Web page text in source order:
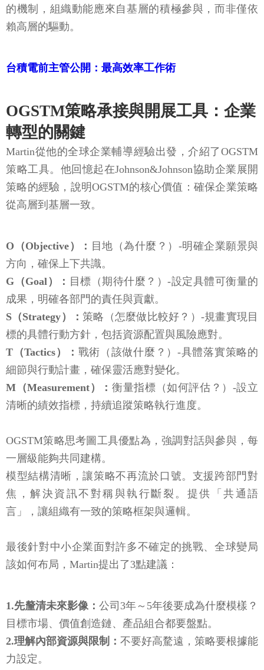
的機制，組織動能應來自基層的積極參與，而非僅依
賴高層的驅動。
台積電前主管公開：最高效率工作術
OGSTM策略承接與開展工具：企業
轉型的關鍵
Martin從他的全球企業輔導經驗出發，介紹了OGSTM
策略工具。他回憶起在Johnson&Johnson協助企業展開
策略的經驗，說明OGSTM的核心價值：確保企業策略
從高層到基層一致。
O（Objective）： 目地（為什麼？）-明確企業願景與
方向，確保上下共識。
G（Goal）： 目標（期待什麼？）-設定具體可衡量的
成果，明確各部門的責任與貢獻。
S（Strategy）： 策略（怎麼做比較好？）-規畫實現目
標的具體行動方針，包括資源配置與風險應對。
T（Tactics）： 戰術（該做什麼？）-具體落實策略的
細節與行動計畫，確保靈活應對變化。
M（Measurement）：衡量指標（如何評估？）-設立
清晰的績效指標，持續追蹤策略執行進度。
OGSTM策略思考圖工具優點為，強調對話與參與，每
一層級能夠共同建構。
模型結構清晰，讓策略不再流於口號。支援跨部門對
焦，解決資訊不對稱與執行斷裂。提供「共通語
言」，讓組織有一致的策略框架與邏輯。
最後針對中小企業面對許多不確定的挑戰、全球變局
該如何布局，Martin提出了3點建議：
1.先釐清未來影像： 公司3年～5年後要成為什麼模樣？
目標市場、價值創造鏈、產品組合都要盤點。
2.理解內部資源與限制： 不要好高騖遠，策略要根據能
力設定。